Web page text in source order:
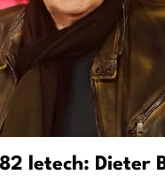
letech: Dieter